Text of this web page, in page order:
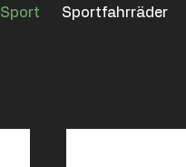
Sport Sportfahrräder